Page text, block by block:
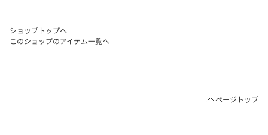
ショップトップへ
このショップのアイテム一覧へ
ページトップ